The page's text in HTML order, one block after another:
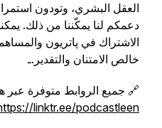
العقل البشري، وتودون
دعمكم لنا يمكّننا من ذلك.
الاشتراك في پاتريون
خالص الامتنان والتقدير.ـ
🔗 جميع الروابط متوفرة عبر